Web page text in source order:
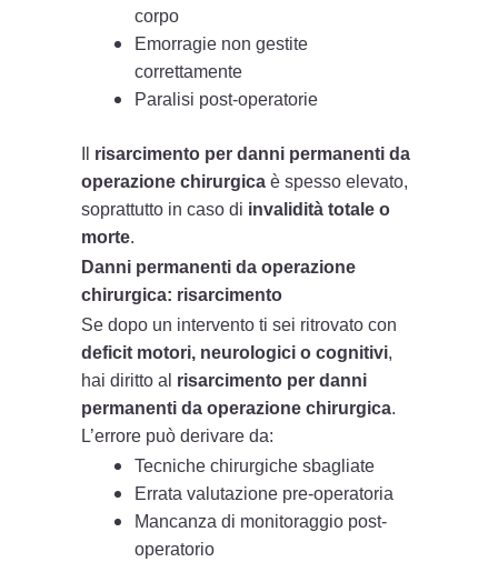
corpo
Emorragie non gestite
correttamente
Paralisi post-operatorie
risarcimento per danni permanenti da
operazione chirurgica è spesso elevato,
soprattutto in caso di invalidità totale o
morte.
Danni permanenti da operazione
chirurgica: risarcimento
Se dopo un intervento ti sei ritrovato con
deficit motori, neurologici o cognitivi,
hai diritto al risarcimento per danni
permanenti da operazione chirurgica.
L’errore può derivare da:
Tecniche chirurgiche sbagliate
Errata valutazione pre-operatoria
Mancanza di monitoraggio post-
operatorio